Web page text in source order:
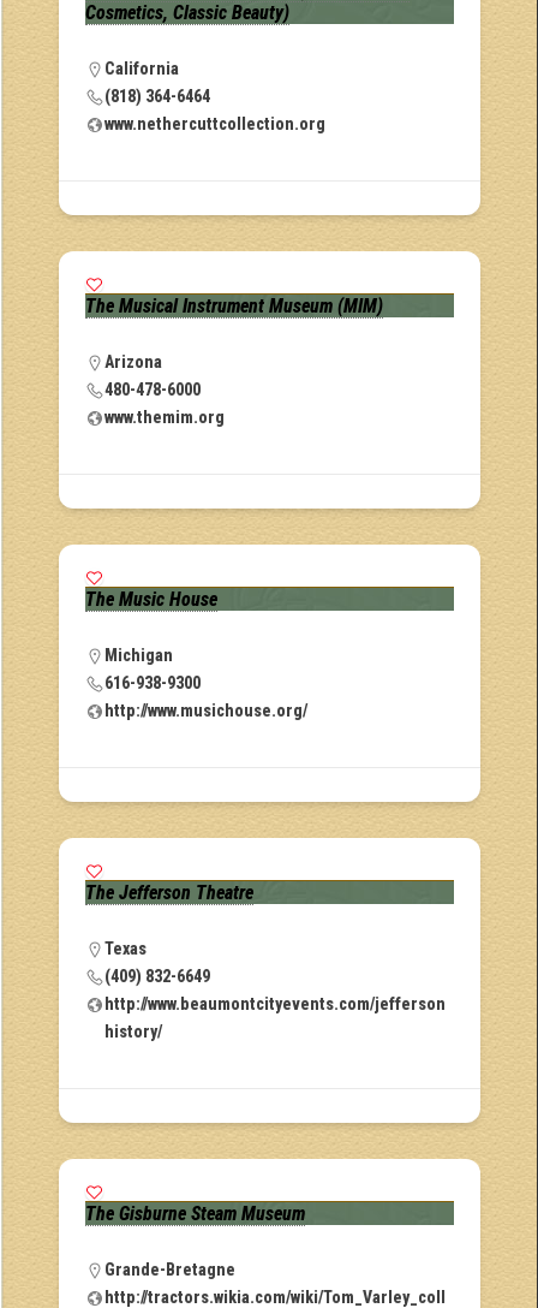
Cosmetics, Classic Beauty)
California
(818) 364-6464
www.nethercuttcollection.org
The Musical Instrument Museum (MIM)
Arizona
480-478-6000
www.themim.org
The Music House
Michigan
616-938-9300
http://www.musichouse.org/
The Jefferson Theatre
Texas
(409) 832-6649
http://www.beaumontcityevents.com/jefferson
history/
The Gisburne Steam Museum
Grande-Bretagne
http://tractors.wikia.com/wiki/Tom_Varley_coll